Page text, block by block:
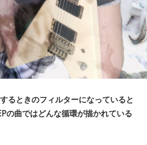
るときのフィルターになっていると
の曲ではどんな循環が描かれている